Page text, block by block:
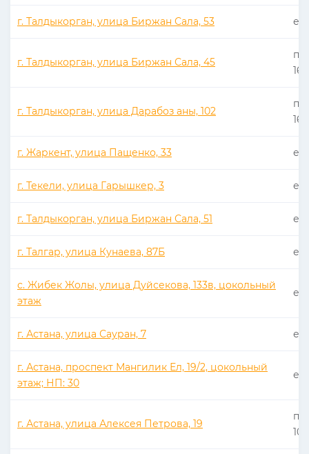
г. Талдыкорган, улица Биржан Сала, 53
г. Талдыкорган, улица Биржан Сала, 45
пн
г. Талдыкорган, улица Дарабоз аны, 102
пн
г. Жаркент, улица Пащенко, 33
г. Текели, улица Гарышкер, 3
г. Талдыкорган, улица Биржан Сала, 51
г. Талгар, улица Кунаева, 87Б
с. Жибек Жолы, улица Дуйсекова, 133в, цокольный
этаж
г. Астана, улица Сауран, 7
г. Астана, проспект Мангилик Ел, 19/2, цокольный
этаж; НП: 30
г. Астана, улица Алексея Петрова, 19
пн